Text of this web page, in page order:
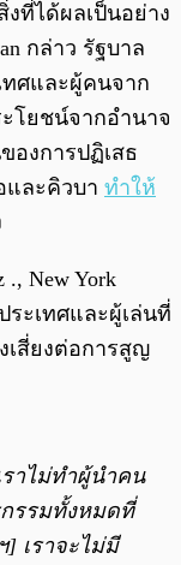
งที่ได้ผลเป็นอย่าง
กล่าว รัฐบาล
ทศและผู้คนจาก
ะโยชน์จากอำนาจ
องการปฏิเสธ
และคิวบา ทำให้
New York
ระเทศและผู้เล่นที่
เสี่ยงต่อการสูญ
าไม่ทำผู้นำคน
รรมทั้งหมดที่
] เราจะไม่มี